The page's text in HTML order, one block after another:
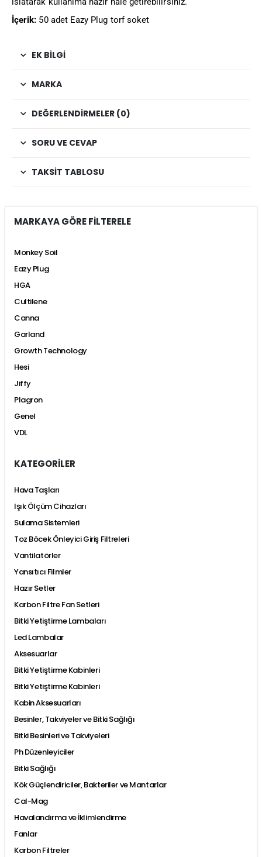
İçerik: 50 adet Eazy Plug torf soket
EK BILGI
MARKA
DEĞERLENDIRMELER (0)
SORU VE CEVAP
TAKSIT TABLOSU
MARKAYA GÖRE FİLTERELE
Monkey Soil
Eazy Plug
HGA
Cultilene
Canna
Garland
Growth Technology
Hesi
Jiffy
Plagron
Genel
VDL
KATEGORİLER
Hava Taşları
Işık Ölçüm Cihazları
Sulama Sistemleri
Toz Böcek Önleyici Giriş Filtreleri
Vantilatörler
Yansıtıcı Filmler
Hazır Setler
Karbon Filtre Fan Setleri
Bitki Yetiştirme Lambaları
Led Lambalar
Aksesuarlar
Bitki Yetiştirme Kabinleri
Bitki Yetiştirme Kabinleri
Kabin Aksesuarları
Besinler, Takviyeler ve Bitki Sağlığı
Bitki Besinleri ve Takviyeleri
Ph Düzenleyiciler
Bitki Sağlığı
Kök Güçlendiriciler, Bakteriler ve Mantarlar
Cal-Mag
Havalandırma ve İklimlendirme
Fanlar
Karbon Filtreler